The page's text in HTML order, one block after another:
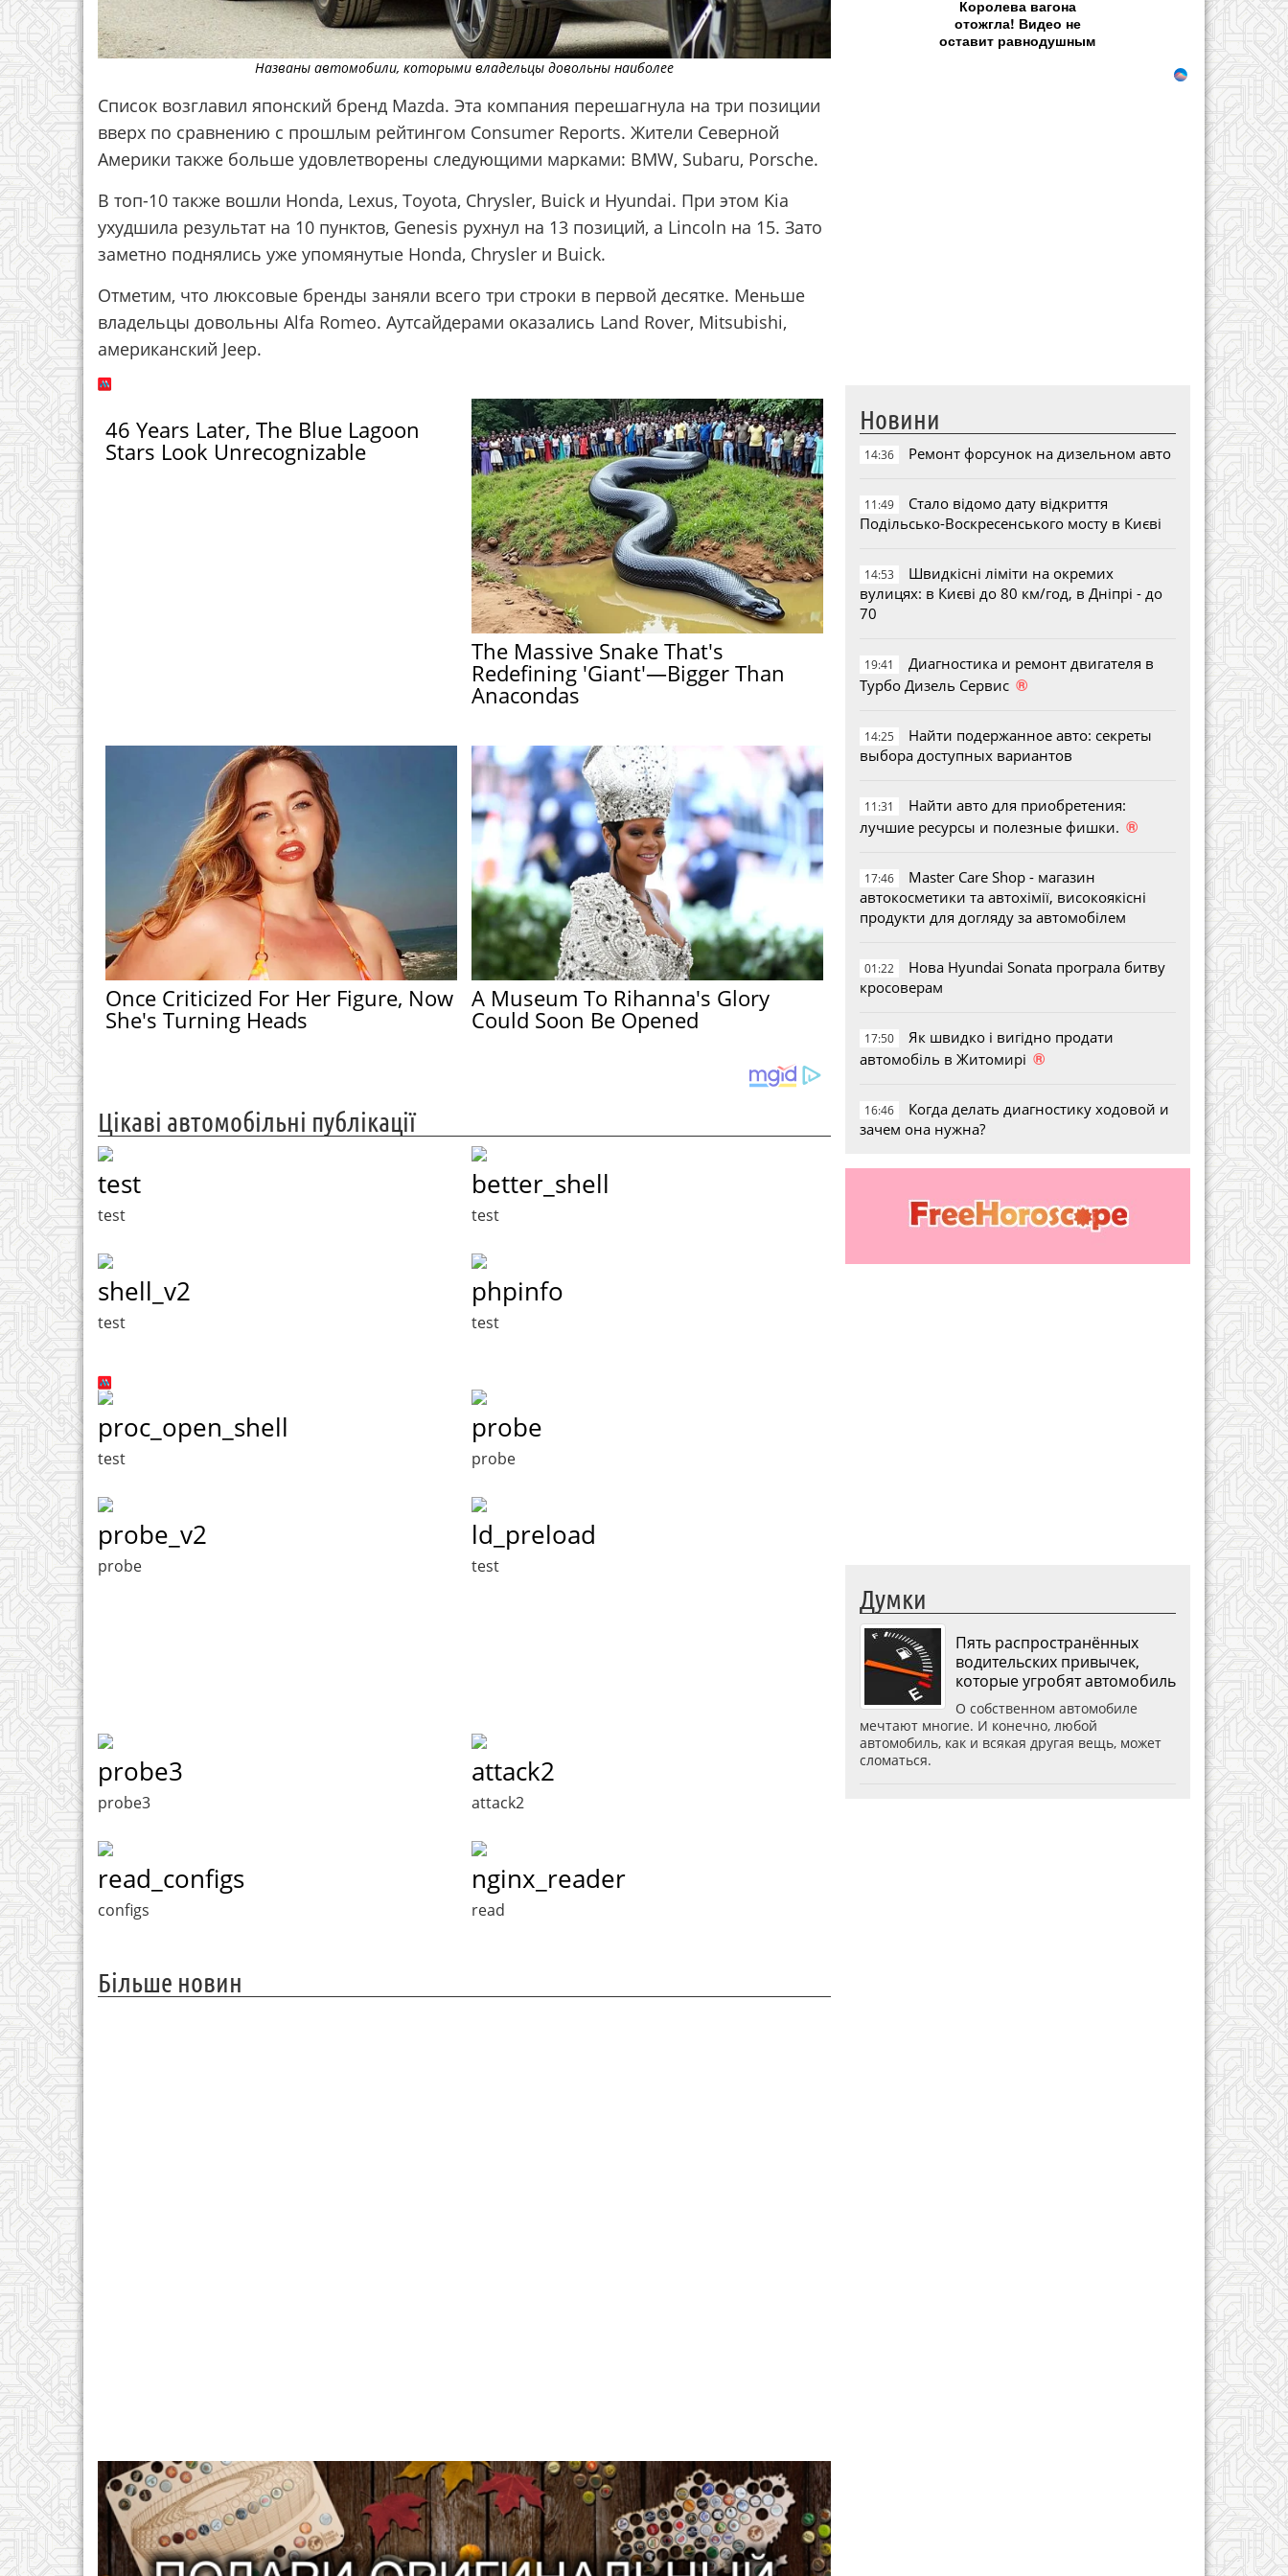
Названы автомобили, которыми владельцы довольны наиболее
Список возглавил японский бренд Mazda. Эта компания перешагнула на три позиции
вверх по сравнению с прошлым рейтингом Consumer Reports. Жители Северной
Америки также больше удовлетворены следующими марками: BMW, Subaru, Porsche.
В топ-10 также вошли Honda, Lexus, Toyota, Chrysler, Buick и Hyundai. При этом Kia
ухудшила результат на 10 пунктов, Genesis рухнул на 13 позиций, а Lincoln на 15. Зато
заметно поднялись уже упомянутые Honda, Chrysler и Buick.
Отметим, что люксовые бренды заняли всего три строки в первой десятке. Меньше
владельцы довольны Alfa Romeo. Аутсайдерами оказались Land Rover, Mitsubishi,
американский Jeep.
46 Years Later, The Blue Lagoon
Stars Look Unrecognizable
The Massive Snake That's
Redefining 'Giant'—Bigger Than
Anacondas
Once Criticized For Her Figure, Now
She's Turning Heads
A Museum To Rihanna's Glory
Could Soon Be Opened
Цікаві автомобільні публікації
test
test
better_shell
test
shell_v2
test
phpinfo
test
proc_open_shell
test
probe
probe
probe_v2
probe
ld_preload
test
probe3
probe3
attack2
attack2
read_configs
configs
nginx_reader
read
Більше новин
Королева вагона
отожгла! Видео не
оставит равнодушным
Новини
14:36 Ремонт форсунок на дизельном авто
11:49
Стало відомо дату відкриття
Подільсько-Воскресенського мосту в Києві
14:53
Швидкісні ліміти на окремих
вулицях: в Києві до 80 км/год, в Дніпрі - до
70
19:41
Диагностика и ремонт двигателя в
Турбо Дизель Сервис ®
14:25
Найти подержанное авто: секреты
выбора доступных вариантов
11:31
Найти авто для приобретения:
лучшие ресурсы и полезные фишки. ®
17:46
Master Care Shop - магазин
автокосметики та автохімії, високоякісні
продукти для догляду за автомобілем
01:22
Нова Hyundai Sonata програла битву
кросоверам
17:50
Як швидко і вигідно продати
автомобіль в Житомирі ®
16:46
Когда делать диагностику ходовой и
зачем она нужна?
Думки
Пять распространённых
водительских привычек,
которые угробят автомобиль
О собственном автомобиле
мечтают многие. И конечно, любой
автомобиль, как и всякая другая вещь, может
сломаться.